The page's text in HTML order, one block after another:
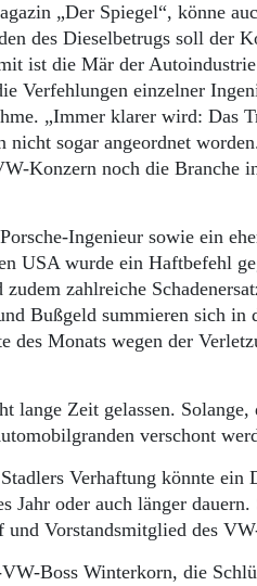
„Der Spiegel“, könne
des Dieselbetrugs soll der
ist die Mär der
Verfehlungen einzelner
„Immer klarer wird: Das
sogar angeordnet
Konzern noch die Branche
Ingenieur sowie ein
USA wurde ein Haftbefehl
zahlreiche
Bußgeld summieren sich
Monats wegen der
Zeit gelassen. Solange,
verschont
Verhaftung könnte
Jahr oder auch länger
Vorstandsmitglied des
Boss Winterkorn, die